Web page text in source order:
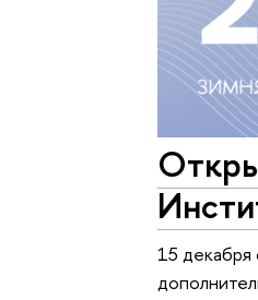
15 декабря